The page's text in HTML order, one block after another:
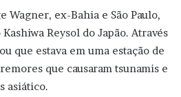
Wagner, ex-Bahia e São Paulo,
Reysol do Japão. Através
que estava em uma estação de
que causaram tsunamis e
asiático.